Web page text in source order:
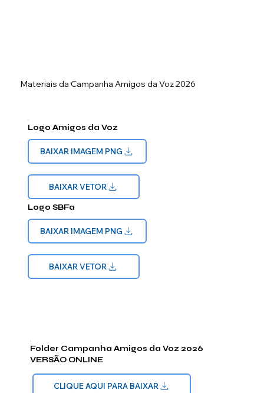
Materiais da Campanha Amigos da Voz 2026
Logo Amigos da Voz
BAIXAR IMAGEM PNG
BAIXAR VETOR
Logo SBFa
BAIXAR IMAGEM PNG
BAIXAR VETOR
Folder Campanha Amigos da Voz 2026
VERSÃO ONLINE
CLIQUE AQUI PARA BAIXAR